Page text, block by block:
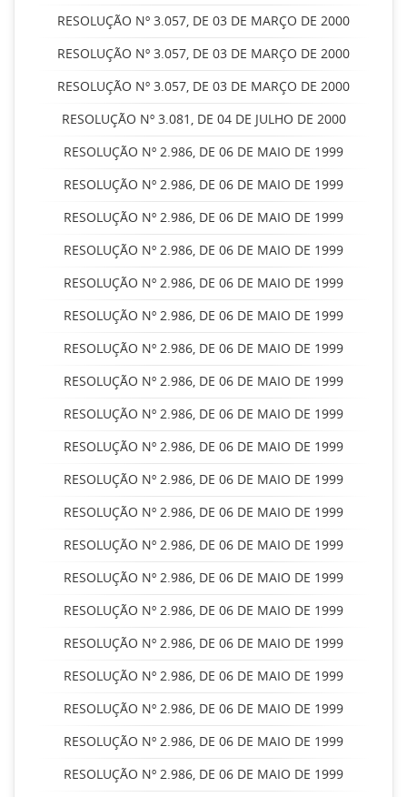
RESOLUÇÃO Nº 3.057, DE 03 DE MARÇO DE 2000
RESOLUÇÃO Nº 3.057, DE 03 DE MARÇO DE 2000
RESOLUÇÃO Nº 3.057, DE 03 DE MARÇO DE 2000
RESOLUÇÃO Nº 3.081, DE 04 DE JULHO DE 2000
RESOLUÇÃO Nº 2.986, DE 06 DE MAIO DE 1999
RESOLUÇÃO Nº 2.986, DE 06 DE MAIO DE 1999
RESOLUÇÃO Nº 2.986, DE 06 DE MAIO DE 1999
RESOLUÇÃO Nº 2.986, DE 06 DE MAIO DE 1999
RESOLUÇÃO Nº 2.986, DE 06 DE MAIO DE 1999
RESOLUÇÃO Nº 2.986, DE 06 DE MAIO DE 1999
RESOLUÇÃO Nº 2.986, DE 06 DE MAIO DE 1999
RESOLUÇÃO Nº 2.986, DE 06 DE MAIO DE 1999
RESOLUÇÃO Nº 2.986, DE 06 DE MAIO DE 1999
RESOLUÇÃO Nº 2.986, DE 06 DE MAIO DE 1999
RESOLUÇÃO Nº 2.986, DE 06 DE MAIO DE 1999
RESOLUÇÃO Nº 2.986, DE 06 DE MAIO DE 1999
RESOLUÇÃO Nº 2.986, DE 06 DE MAIO DE 1999
RESOLUÇÃO Nº 2.986, DE 06 DE MAIO DE 1999
RESOLUÇÃO Nº 2.986, DE 06 DE MAIO DE 1999
RESOLUÇÃO Nº 2.986, DE 06 DE MAIO DE 1999
RESOLUÇÃO Nº 2.986, DE 06 DE MAIO DE 1999
RESOLUÇÃO Nº 2.986, DE 06 DE MAIO DE 1999
RESOLUÇÃO Nº 2.986, DE 06 DE MAIO DE 1999
RESOLUÇÃO Nº 2.986, DE 06 DE MAIO DE 1999